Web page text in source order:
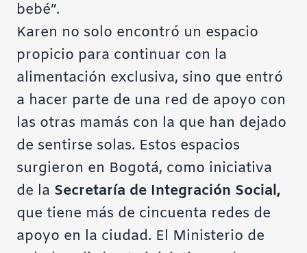
bebé”.
Karen no solo encontró un espacio
propicio para continuar con la
alimentación exclusiva, sino que entró
a hacer parte de una red de apoyo con
las otras mamás con la que han dejado
de sentirse solas. Estos espacios
surgieron en Bogotá, como iniciativa
de la Secretaría de Integración Social,
que tiene más de cincuenta redes de
apoyo en la ciudad. El Ministerio de